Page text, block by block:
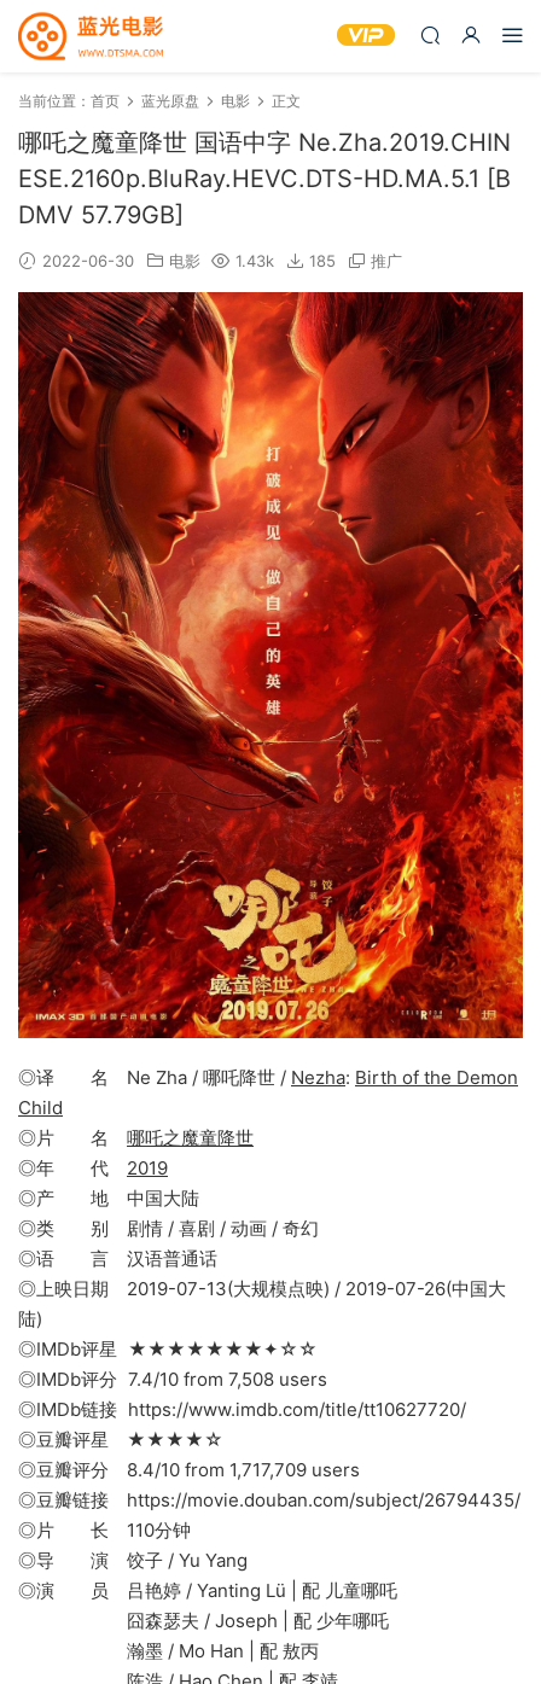
当前位置： 首页 蓝光原盘 电影 正文
哪吒之魔童降世 国语中字 Ne.Zha.2019.CHIN
ESE.2160p.BluRay.HEVC.DTS-HD.MA.5.1 [B
DMV 57.79GB]
2022-06-30 电影 1.43k 185 推广
◎译 名 Ne Zha / 哪吒降世 / Nezha: Birth of the Demon
Child
◎片 名 哪吒之魔童降世
◎年 代 2019
◎产 地 中国大陆
◎类 别 剧情 / 喜剧 / 动画 / 奇幻
◎语 言 汉语普通话
◎上映日期 2019-07-13(大规模点映) / 2019-07-26(中国大
陆)
◎IMDb评星 ★★★★★★★✦☆☆
◎IMDb评分 7.4/10 from 7,508 users
◎IMDb链接 https://www.imdb.com/title/tt10627720/
◎豆瓣评星 ★★★★☆
◎豆瓣评分 8.4/10 from 1,717,709 users
◎豆瓣链接 https://movie.douban.com/subject/26794435/
◎片 长 110分钟
◎导 演 饺子 / Yu Yang
◎演 员 吕艳婷 / Yanting Lü | 配 儿童哪吒
囧森瑟夫 / Joseph | 配 少年哪吒
瀚墨 / Mo Han | 配 敖丙